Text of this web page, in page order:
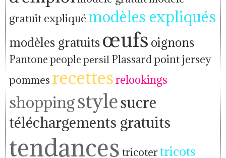
gratuit expliquémodèles expliqués
modèles gratuitsœufs oignons
Pantone people persil Plassardpoint jersey
pommes recettesrelookings
shoppingstylesucre
téléchargements gratuits
tendances tricotertricots